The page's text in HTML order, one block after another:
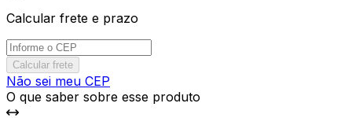
Calcular frete e prazo
Calcular frete
Não sei meu CEP
O que saber sobre esse produto